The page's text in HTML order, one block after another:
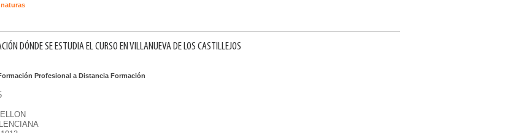
DÓNDE SE ESTUDIA EL CURSO EN VILLANUEVA DE LOS CASTILLEJOS
Profesional a Distancia Formación